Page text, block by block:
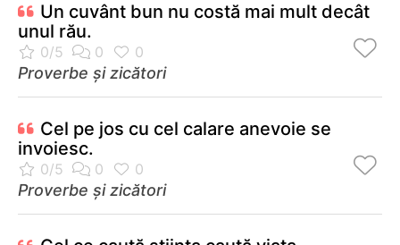
Un cuvânt bun nu costă mai mult decât
unul rău.
Proverbe și zicători
Cel pe jos cu cel calare anevoie se
invoiesc.
Proverbe și zicători